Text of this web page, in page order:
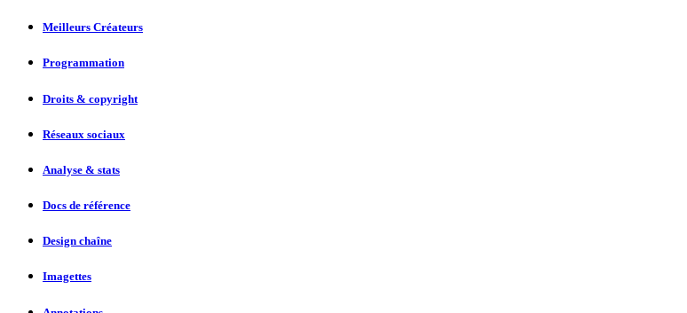
Meilleurs Créateurs
Programmation
Droits & copyright
Réseaux sociaux
Analyse & stats
Docs de référence
Design chaîne
Imagettes